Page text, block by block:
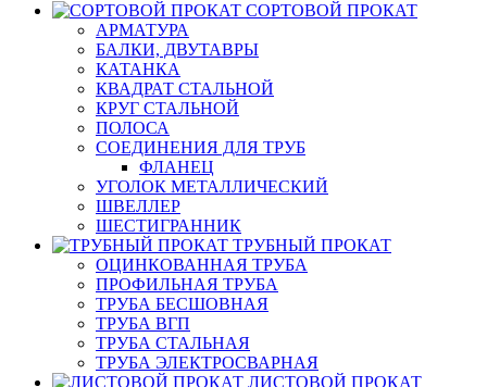
СОРТОВОЙ ПРОКАТ
АРМАТУРА
БАЛКИ, ДВУТАВРЫ
КАТАНКА
КВАДРАТ СТАЛЬНОЙ
КРУГ СТАЛЬНОЙ
ПОЛОСА
СОЕДИНЕНИЯ ДЛЯ ТРУБ
ФЛАНЕЦ
УГОЛОК МЕТАЛЛИЧЕСКИЙ
ШВЕЛЛЕР
ШЕСТИГРАННИК
ТРУБНЫЙ ПРОКАТ
ОЦИНКОВАННАЯ ТРУБА
ПРОФИЛЬНАЯ ТРУБА
ТРУБА БЕСШОВНАЯ
ТРУБА ВГП
ТРУБА СТАЛЬНАЯ
ТРУБА ЭЛЕКТРОСВАРНАЯ
ЛИСТОВОЙ ПРОКАТ